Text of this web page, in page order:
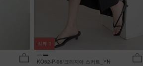
KO62-P-06/크리지아 스커트_YN
리뷰 1